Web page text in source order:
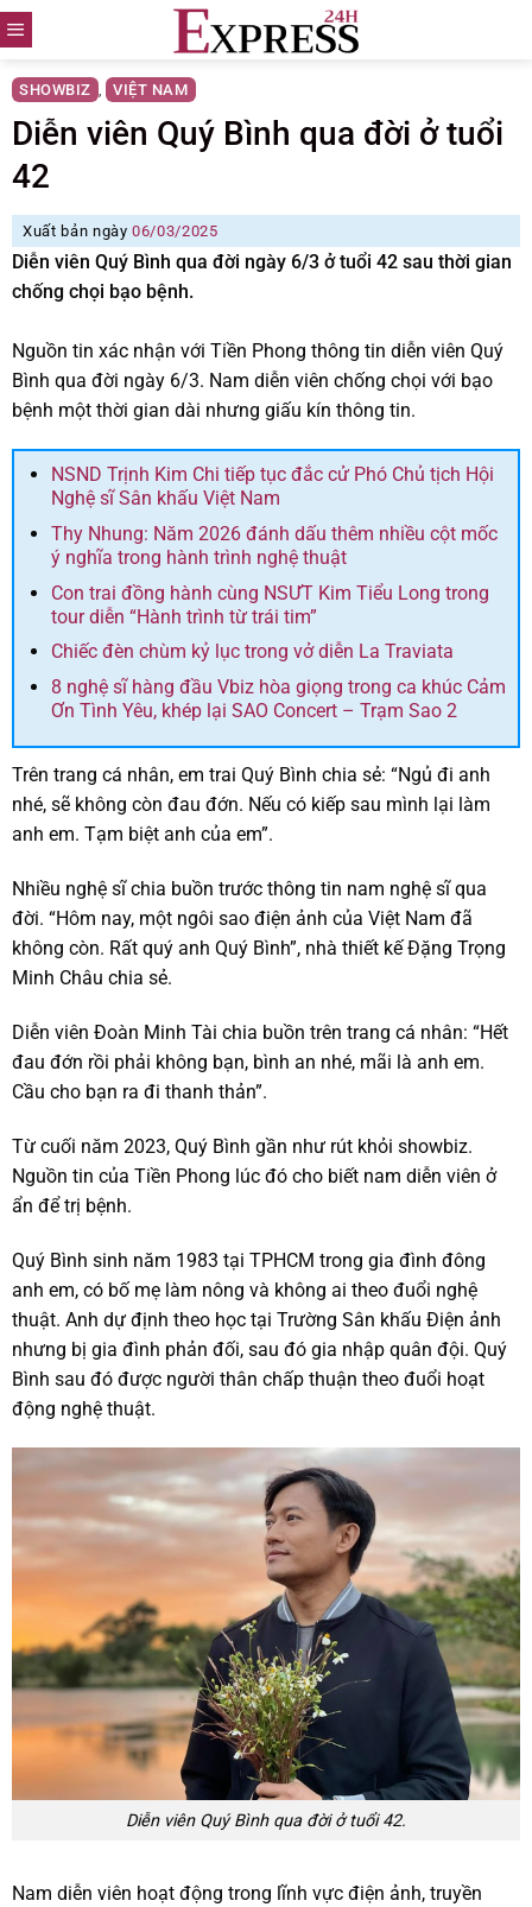
Skip
to
content
SHOWBIZ , VIỆT NAM
Diễn viên Quý Bình qua đời ở tuổi
42
Xuất bản ngày06/03/2025
Diễn viên Quý Bình qua đời ngày 6/3 ở tuổi 42 sau thời gian
chống chọi bạo bệnh.
Nguồn tin xác nhận với Tiền Phong thông tin diễn viên Quý
Bình qua đời ngày 6/3. Nam diễn viên chống chọi với bạo
bệnh một thời gian dài nhưng giấu kín thông tin.
NSND Trịnh Kim Chi tiếp tục đắc cử Phó Chủ tịch Hội
Nghệ sĩ Sân khấu Việt Nam
Thy Nhung: Năm 2026 đánh dấu thêm nhiều cột mốc
ý nghĩa trong hành trình nghệ thuật
Con trai đồng hành cùng NSƯT Kim Tiểu Long trong
tour diễn “Hành trình từ trái tim”
Chiếc đèn chùm kỷ lục trong vở diễn La Traviata
8 nghệ sĩ hàng đầu Vbiz hòa giọng trong ca khúc Cảm
Ơn Tình Yêu, khép lại SAO Concert – Trạm Sao 2
Trên trang cá nhân, em trai Quý Bình chia sẻ: “Ngủ đi anh
nhé, sẽ không còn đau đớn. Nếu có kiếp sau mình lại làm
anh em. Tạm biệt anh của em”.
Nhiều nghệ sĩ chia buồn trước thông tin nam nghệ sĩ qua
đời. “Hôm nay, một ngôi sao điện ảnh của Việt Nam đã
không còn. Rất quý anh Quý Bình”, nhà thiết kế Đặng Trọng
Minh Châu chia sẻ.
Diễn viên Đoàn Minh Tài chia buồn trên trang cá nhân: “Hết
đau đớn rồi phải không bạn, bình an nhé, mãi là anh em.
Cầu cho bạn ra đi thanh thản”.
Từ cuối năm 2023, Quý Bình gần như rút khỏi showbiz.
Nguồn tin của Tiền Phong lúc đó cho biết nam diễn viên ở
ẩn để trị bệnh.
Quý Bình sinh năm 1983 tại TPHCM trong gia đình đông
anh em, có bố mẹ làm nông và không ai theo đuổi nghệ
thuật. Anh dự định theo học tại Trường Sân khấu Điện ảnh
nhưng bị gia đình phản đối, sau đó gia nhập quân đội. Quý
Bình sau đó được người thân chấp thuận theo đuổi hoạt
động nghệ thuật.
Diễn viên Quý Bình qua đời ở tuổi 42.
Nam diễn viên hoạt động trong lĩnh vực điện ảnh, truyền